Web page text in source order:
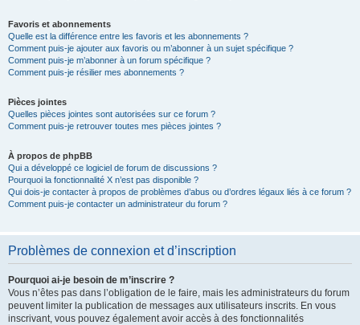
Favoris et abonnements
Quelle est la différence entre les favoris et les abonnements ?
Comment puis-je ajouter aux favoris ou m’abonner à un sujet spécifique ?
Comment puis-je m’abonner à un forum spécifique ?
Comment puis-je résilier mes abonnements ?
Pièces jointes
Quelles pièces jointes sont autorisées sur ce forum ?
Comment puis-je retrouver toutes mes pièces jointes ?
À propos de phpBB
Qui a développé ce logiciel de forum de discussions ?
Pourquoi la fonctionnalité X n’est pas disponible ?
Qui dois-je contacter à propos de problèmes d’abus ou d’ordres légaux liés à ce forum ?
Comment puis-je contacter un administrateur du forum ?
Problèmes de connexion et d’inscription
Pourquoi ai-je besoin de m’inscrire ?
Vous n’êtes pas dans l’obligation de le faire, mais les administrateurs du forum
peuvent limiter la publication de messages aux utilisateurs inscrits. En vous
inscrivant, vous pouvez également avoir accès à des fonctionnalités